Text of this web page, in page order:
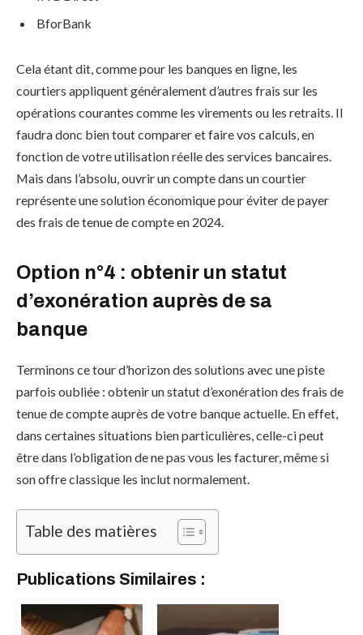
BforBank
Cela étant dit, comme pour les banques en ligne, les
courtiers appliquent généralement d’autres frais sur les
opérations courantes comme les virements ou les retraits. Il
faudra donc bien tout comparer et faire vos calculs, en
fonction de votre utilisation réelle des services bancaires.
Mais dans l’absolu, ouvrir un compte dans un courtier
représente une solution économique pour éviter de payer
des frais de tenue de compte en 2024.
Option n°4 : obtenir un statut
d’exonération auprès de sa
banque
Terminons ce tour d’horizon des solutions avec une piste
parfois oubliée : obtenir un statut d’exonération des frais de
tenue de compte auprès de votre banque actuelle. En effet,
dans certaines situations bien particulières, celle-ci peut
être dans l’obligation de ne pas vous les facturer, même si
son offre classique les inclut normalement.
Table des matières
Publications Similaires :